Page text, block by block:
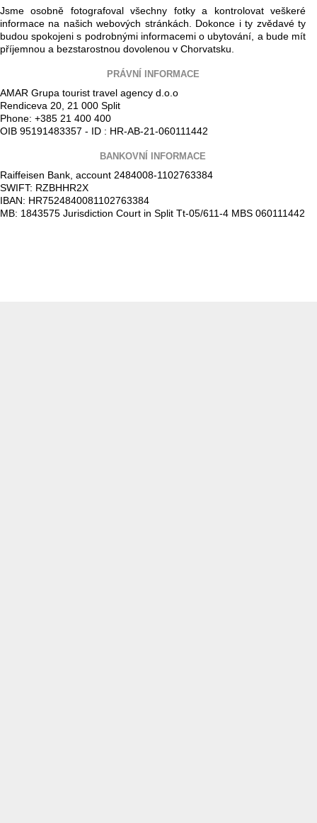
Jsme osobně fotografoval všechny fotky a kontrolovat veškeré
informace na našich webových stránkách. Dokonce i ty zvědavé ty
budou spokojeni s podrobnými informacemi o ubytování, a bude mít
příjemnou a bezstarostnou dovolenou v Chorvatsku.
PRÁVNÍ INFORMACE
AMAR Grupa tourist travel agency d.o.o
Rendiceva 20, 21 000 Split
Phone: +385 21 400 400
OIB 95191483357 - ID : HR-AB-21-060111442
BANKOVNÍ INFORMACE
Raiffeisen Bank, account 2484008-1102763384
SWIFT: RZBHHR2X
IBAN: HR7524840081102763384
MB: 1843575 Jurisdiction Court in Split Tt-05/611-4 MBS 060111442